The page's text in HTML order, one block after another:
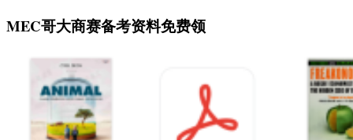
MEC哥大商赛备考资料免费领